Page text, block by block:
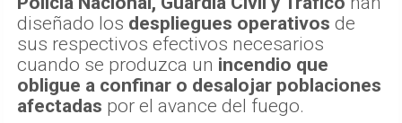
diseñado los despliegues operativos de
sus respectivos efectivos necesarios
cuando se produzca un incendio que
obligue a confinar o desalojar poblaciones
afectadas por el avance del fuego.